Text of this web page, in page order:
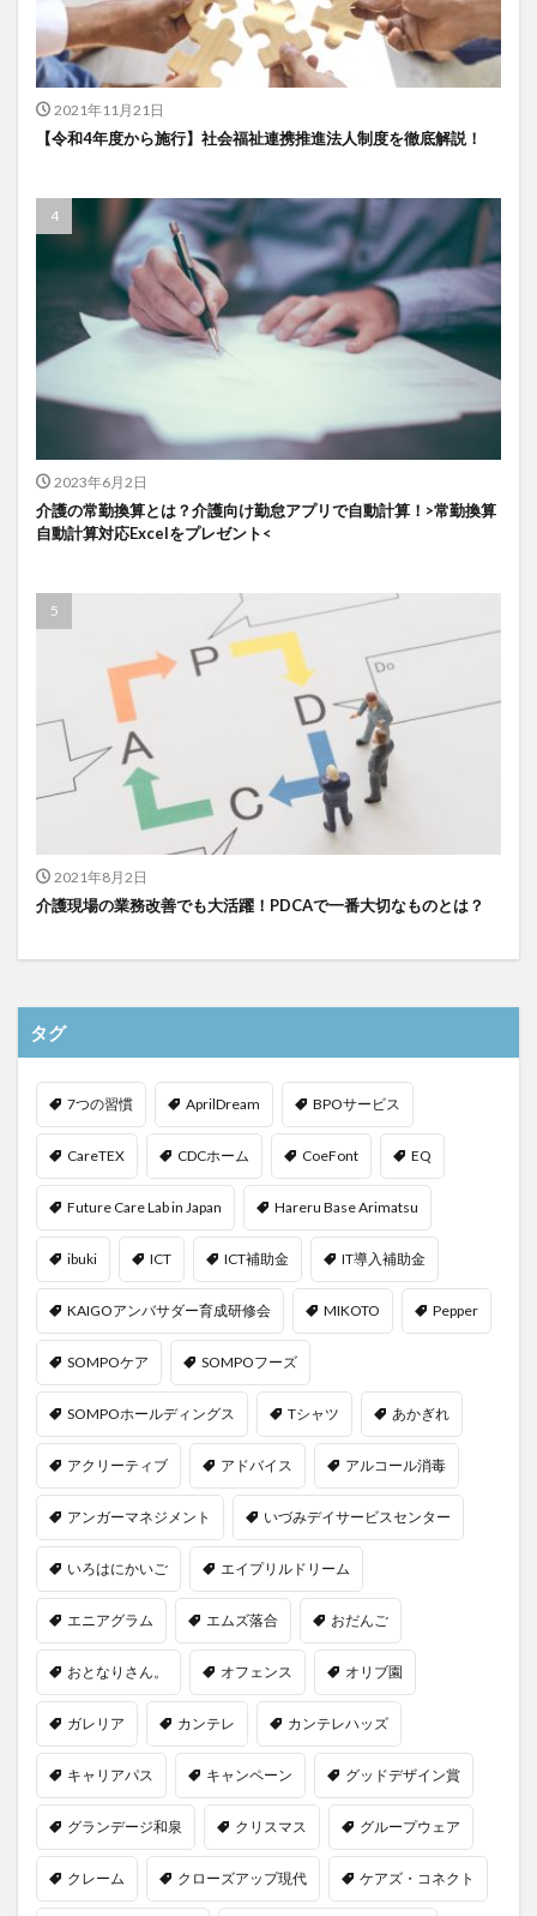
2021年11月21日
【令和4年度から施行】社会福祉連携推進法人制度を徹底解説！
2023年6月2日
介護の常勤換算とは？介護向け勤怠アプリで自動計算！>常勤換算
自動計算対応Excelをプレゼント<
2021年8月2日
介護現場の業務改善でも大活躍！PDCAで一番大切なものとは？
タグ
7つの習慣 AprilDream BPOサービス
CareTEX CDCホーム CoeFont EQ
Future Care Lab in Japan Hareru Base Arimatsu
ibuki ICT ICT補助金 IT導入補助金
KAIGOアンバサダー育成研修会 MIKOTO Pepper
SOMPOケア SOMPOフーズ
SOMPOホールディングス Tシャツ あかぎれ
アクリーティブ アドバイス アルコール消毒
アンガーマネジメント いづみデイサービスセンター
いろはにかいご エイプリルドリーム
エニアグラム エムズ落合 おだんご
おとなりさん。 オフェンス オリブ園
ガレリア カンテレ カンテレハッズ
キャリアパス キャンペーン グッドデザイン賞
グランデージ和泉 クリスマス グループウェア
クレーム クローズアップ現代 ケアズ・コネクト
一般社団法人全国介護支援協会 上着
乾燥対策
予防
事業運営 人事考課
人事評価
人員配置基準
人材採用
プラナス株式会社
フォーユー
スマホ活用
ディフェンス
ダレタメすぎと
タレントマネジメント
チーム
チームビルディング
チームを育む
チーム力
チアケアズ
ちぎっ手アート
ちぎり絵
つながって！MIRAI
デイサービス
デジタルの日
ファクタリング
ドラえもん
ナノファイバー
ハビットトラッカー
ハンドソープ
ひび
髪色